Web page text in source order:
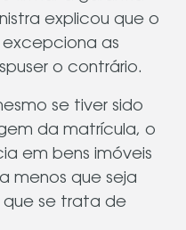
explicou que o
excepciona as
o contrário.
se tiver sido
da matrícula, o
em bens imóveis
menos que seja
que se trata de